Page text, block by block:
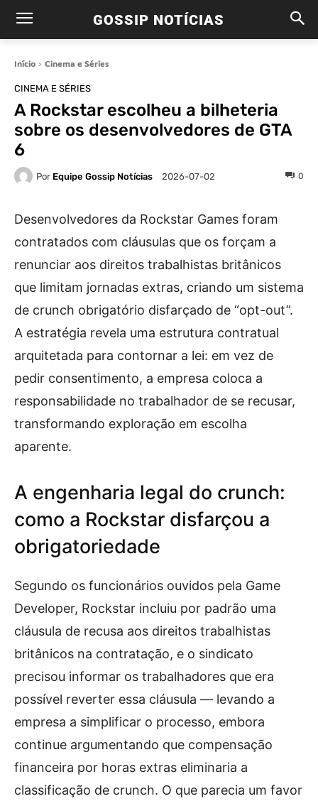
GOSSIP NOTÍCIAS
Início Cinema e Séries
CINEMA E SÉRIES
A Rockstar escolheu a bilheteria
sobre os desenvolvedores de GTA
6
Por Equipe Gossip Notícias 2026-07-02 0
Desenvolvedores da Rockstar Games foram
contratados com cláusulas que os forçam a
renunciar aos direitos trabalhistas britânicos
que limitam jornadas extras, criando um sistema
de crunch obrigatório disfarçado de “opt-out”.
A estratégia revela uma estrutura contratual
arquitetada para contornar a lei: em vez de
pedir consentimento, a empresa coloca a
responsabilidade no trabalhador de se recusar,
transformando exploração em escolha
aparente.
A engenharia legal do crunch:
como a Rockstar disfarçou a
obrigatoriedade
Segundo os funcionários ouvidos pela Game
Developer, Rockstar incluiu por padrão uma
cláusula de recusa aos direitos trabalhistas
britânicos na contratação, e o sindicato
precisou informar os trabalhadores que era
possível reverter essa cláusula — levando a
empresa a simplificar o processo, embora
continue argumentando que compensação
financeira por horas extras eliminaria a
classificação de crunch. O que parecia um favor